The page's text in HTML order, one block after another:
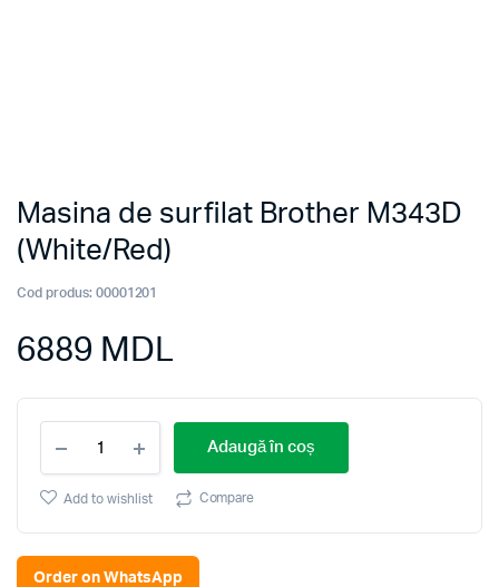
Masina de surfilat Brother M343D
(White/Red)
Cod produs: 00001201
6889 MDL
surfilat
Brother
(White/Red)
quantity
Adaugă în coș
Add to wishlist Compare
Order on WhatsApp